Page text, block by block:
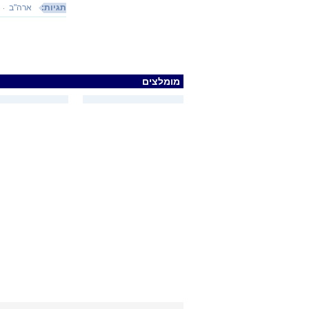
תגיות: ארה"ב
מומלצים